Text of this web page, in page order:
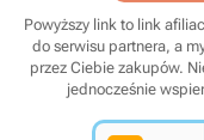
Powyższy link to link
do serwisu partnera, a
przez Ciebie zakupów.
jednocześnie